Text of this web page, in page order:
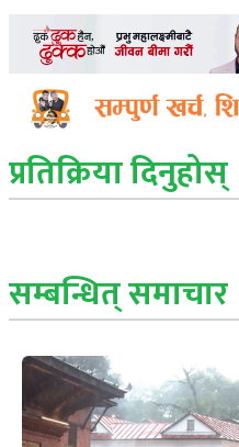
प्रतिक्रिया दिनुहोस्
सम्बन्धित् समाचार